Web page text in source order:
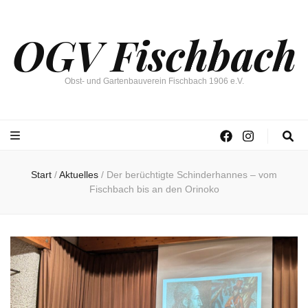
OGV Fischbach
Obst- und Gartenbauverein Fischbach 1906 e.V.
Start /Aktuelles / Der berüchtigte Schinderhannes – vom
Fischbach bis an den Orinoko